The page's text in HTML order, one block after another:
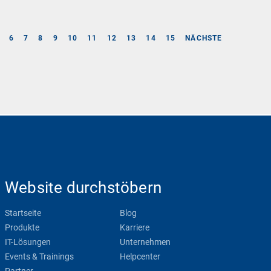
6 7 8 9 10 11 12 13 14 15 NÄCHSTE
Website durchstöbern
Startseite
Produkte
IT-Lösungen
Events & Trainings
Blog
Karriere
Unternehmen
Helpcenter